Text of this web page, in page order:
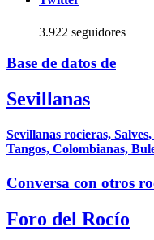
3.922 seguidores
Base de datos de
Sevillanas
Sevillanas rocieras,
Tangos, Colombianas,
Conversa con otros
Foro del Rocío